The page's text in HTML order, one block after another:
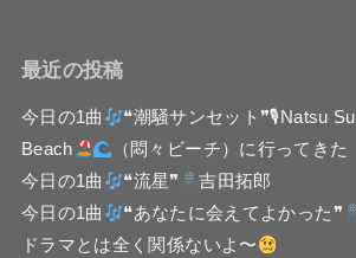
最近の投稿
今日の1曲 ❝潮騒サンセット❞🎙Natsu
Beach
（悶々ビーチ）に行ってきた
今日の1曲
❝流星❞
吉田拓郎
今日の1曲
❝あなたに会えてよかった❞
ドラマとは全く関係ないよ〜